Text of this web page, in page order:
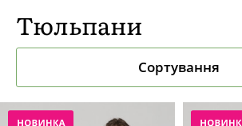
Тюльпани
Сортування